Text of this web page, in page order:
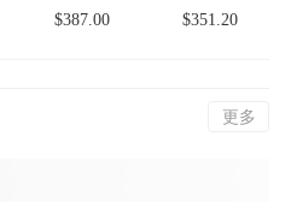
$387.00 $351.20
更多